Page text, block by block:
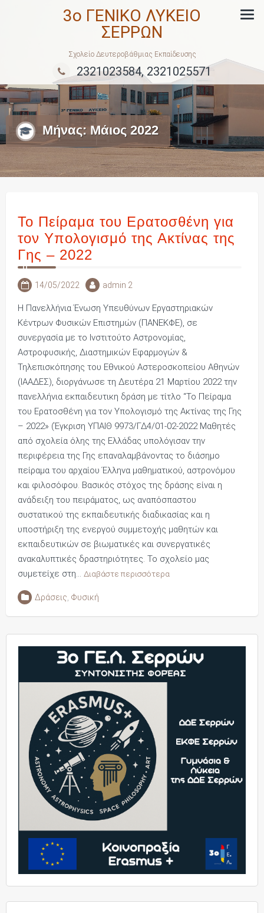
3ο ΓΕΝΙΚΟ ΛΥΚΕΙΟ
ΣΕΡΡΩΝ
Σχολείο Δευτεροβάθμιας Εκπαίδευσης
2321023584, 2321025571
Μήνας: Μάιος 2022
Το Πείραμα του Ερατοσθένη για
τον Υπολογισμό της Ακτίνας της
Γης – 2022
14/05/2022 admin 2
Η Πανελλήνια Ένωση Υπευθύνων Εργαστηριακών
Κέντρων Φυσικών Επιστημών (ΠΑΝΕΚΦΕ), σε
συνεργασία με το Ινστιτούτο Αστρονομίας,
Αστροφυσικής, Διαστημικών Εφαρμογών &
Τηλεπισκόπησης του Εθνικού Αστεροσκοπείου Αθηνών
(ΙΑΑΔΕΣ), διοργάνωσε τη Δευτέρα 21 Μαρτίου 2022 την
πανελλήνια εκπαιδευτικη δράση με τίτλο “Το Πείραμα
του Ερατοσθένη για τον Υπολογισμό της Ακτίνας της Γης
– 2022» (Έγκριση ΥΠΑΙΘ 9973/ΓΔ4/01-02-2022 Μαθητές
από σχολεία όλης της Ελλάδας υπολόγισαν την
περιφέρεια της Γης επαναλαμβάνοντας το διάσημο
πείραμα του αρχαίου Έλληνα μαθηματικού, αστρονόμου
και φιλοσόφου. Βασικός στόχος της δράσης είναι η
ανάδειξη του πειράματος, ως αναπόσπαστου
συστατικού της εκπαιδευτικής διαδικασίας και η
υποστήριξη της ενεργού συμμετοχής μαθητών και
εκπαιδευτικών σε βιωματικές και συνεργατικές
ανακαλυπτικές δραστηριότητες. Το σχολείο μας
συμετείχε στη… Διαβάστε περισσότερα
Δράσεις Φυσική